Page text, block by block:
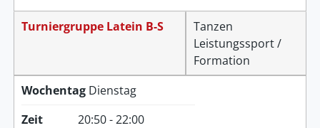
Turniergruppe Latein B-S
Tanzen
Leistungssport /
Formation
Wochentag Dienstag
Zeit
20:50 - 22:00